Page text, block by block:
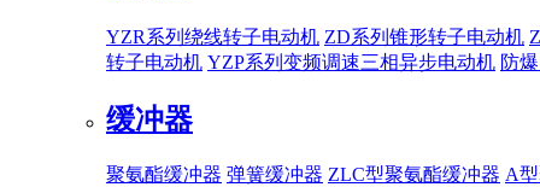
YZR系列绕线转子电动机 ZD系列锥形转子电动机
转子电动机 YZP系列变频调速三相异步电动机 防
缓冲器
聚氨酯缓冲器 弹簧缓冲器 ZLC型聚氨酯缓冲器 A